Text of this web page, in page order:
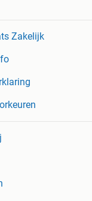
Zakelijk